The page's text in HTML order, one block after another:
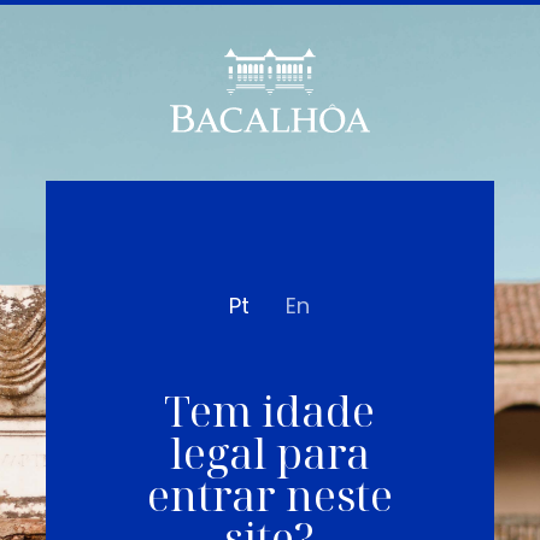
Pt En
Tem idade
legal para
entrar neste